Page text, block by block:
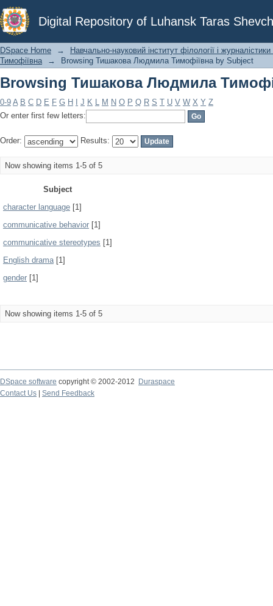
Digital Repository of Luhansk Taras
Browsing Тишакова Людмила
DSpace Home →
Навчально-науковий інститут філології і
Тимофіївна
→ Browsing Тишакова Людмила Тимофіївна by Subject
Browsing Тишакова Людмила
0-9 A B C D E F G H J K L M N O P Q R S T U V W X Y Z
Or enter first few letters:
Order: Results:
Now showing items 1-5 of 5
Subject
character language [1]
communicative behavior [1]
communicative stereotypes [1]
English drama[1]
gender [1]
Now showing items 1-5 of 5
DSpace software copyright © 2002-2012
Duraspace
Contact Us
Send Feedback